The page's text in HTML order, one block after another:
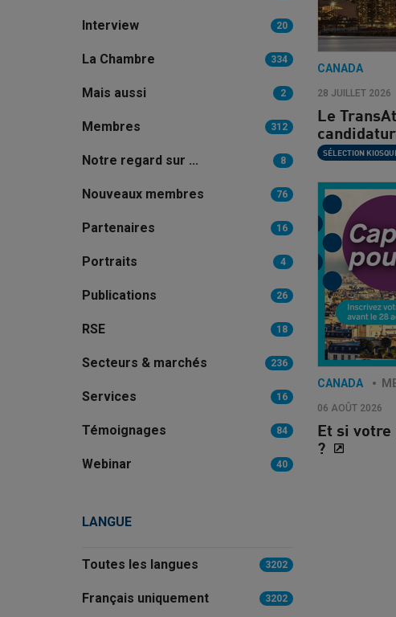
Interview 20
La Chambre 334
Mais aussi 2
Membres 312
Notre regard sur ... 8
Nouveaux membres 76
Partenaires 16
Portraits 4
Publications 26
RSE 18
Secteurs & marchés 236
Services 16
Témoignages 84
Webinar 40
LANGUE
Toutes les langues 3202
Français uniquement 3202
CANADA
28 JUILLET 2026
Le
SÉLECTION
CANADA
06 AOÛT 2026
Et si votre
?